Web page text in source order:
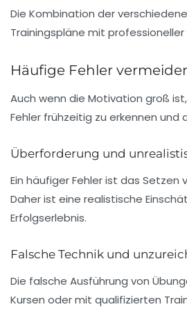
Die Kombination der
Trainingspläne mit
Häufige Fehler
Auch wenn die Motivation groß
Fehler frühzeitig zu erkennen
Überforderung und
Ein häufiger Fehler ist das
Daher ist eine realistische
Erfolgserlebnis.
Falsche Technik und
Die falsche Ausführung von
Kursen oder mit qualifizierten